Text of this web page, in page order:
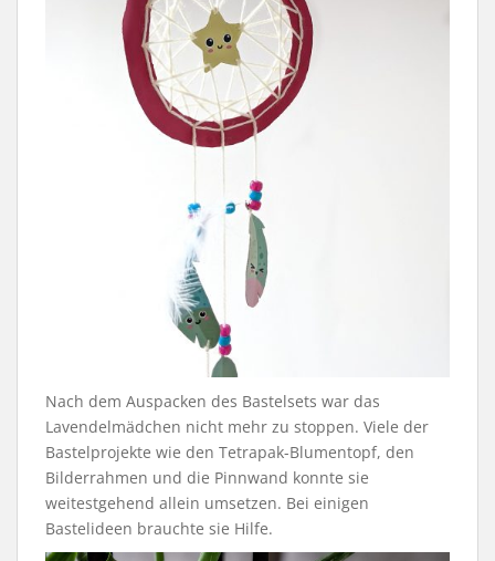
Nach dem Auspacken des Bastelsets war das
Lavendelmädchen nicht mehr zu stoppen. Viele der
Bastelprojekte wie den Tetrapak-Blumentopf, den
Bilderrahmen und die Pinnwand konnte sie
weitestgehend allein umsetzen. Bei einigen
Bastelideen brauchte sie Hilfe.